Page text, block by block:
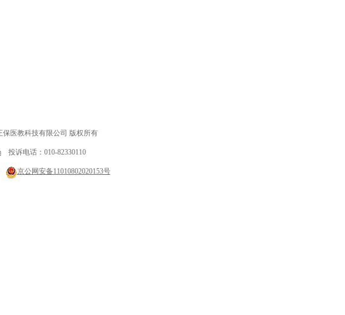
保医教科技有限公司 版权所有
投诉电话：010-82330110
京公网安备11010802020153号